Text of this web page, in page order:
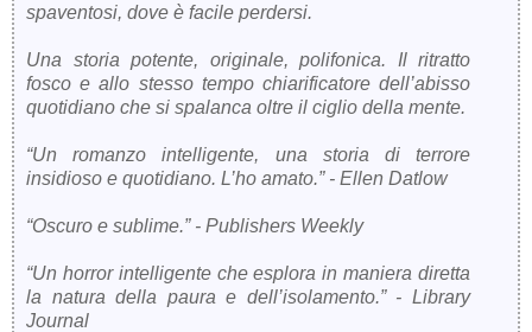
spaventosi, dove è facile perdersi.
Una storia potente, originale, polifonica. Il ritratto
fosco e allo stesso tempo chiarificatore dell’abisso
quotidiano che si spalanca oltre il ciglio della mente.
“Un romanzo intelligente, una storia di terrore
insidioso e quotidiano. L’ho amato.” - Ellen Datlow
“Oscuro e sublime.” - Publishers Weekly
“Un horror intelligente che esplora in maniera diretta
la natura della paura e dell’isolamento.” - Library
Journal